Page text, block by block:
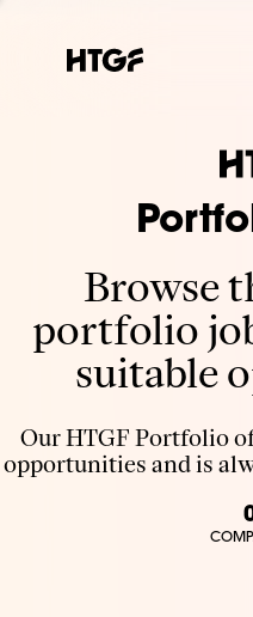
Browse
portfolio
suitable
Our HTGF Portfolio
opportunities and is